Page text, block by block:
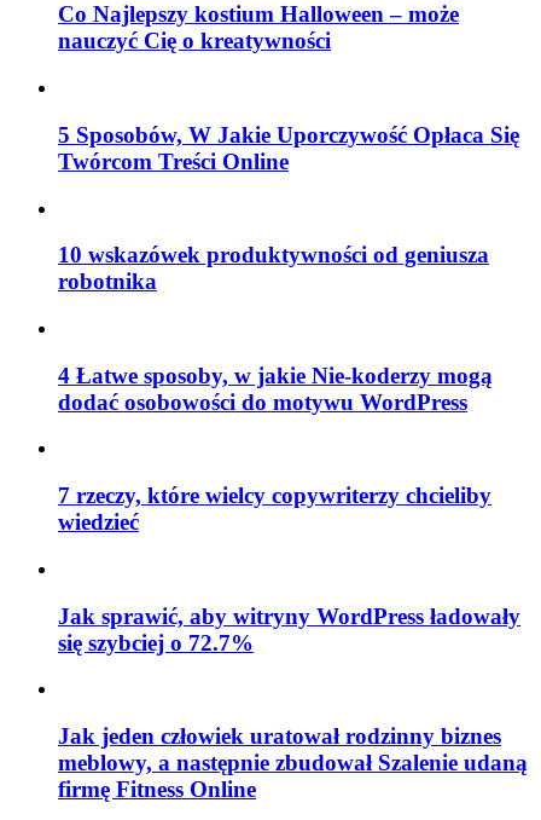
Co Najlepszy kostium Halloween – może
nauczyć Cię o kreatywności
5 Sposobów, W Jakie Uporczywość Opłaca Się
Twórcom Treści Online
10 wskazówek produktywności od geniusza
robotnika
4 Łatwe sposoby, w jakie Nie-koderzy mogą
dodać osobowości do motywu WordPress
7 rzeczy, które wielcy copywriterzy chcieliby
wiedzieć
Jak sprawić, aby witryny WordPress ładowały
się szybciej o 72.7%
Jak jeden człowiek uratował rodzinny biznes
meblowy, a następnie zbudował Szalenie udaną
firmę Fitness Online